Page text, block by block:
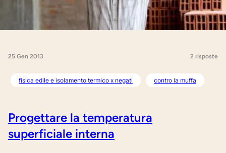
25 Gen 2013 2 risposte
fisica edile e isolamento termico x negati contro la muffa
Progettare la temperatura
superficiale interna